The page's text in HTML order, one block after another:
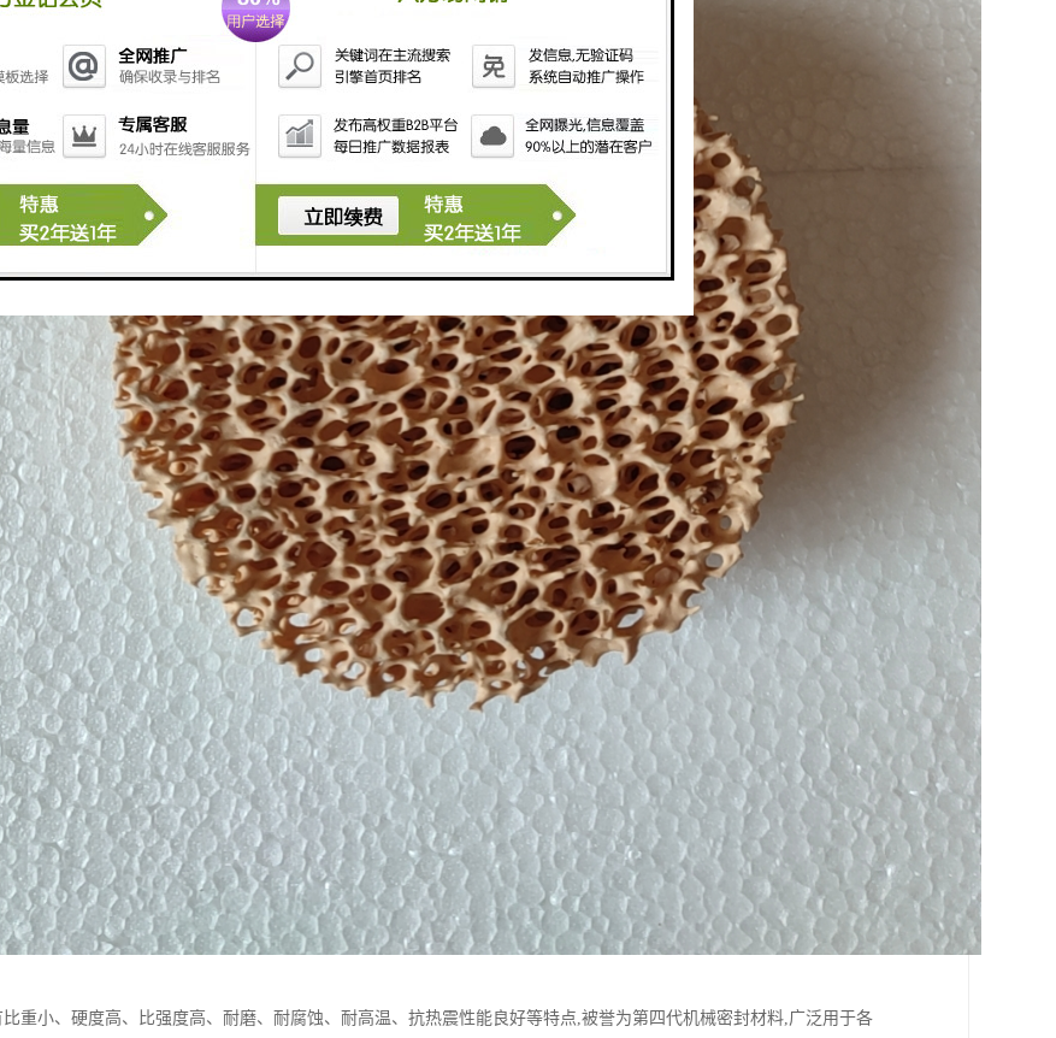
重小、硬度高、比强度高、耐磨、耐腐蚀、耐高温、抗热震性能良好等特点,被誉为第四代机械密封材料,广泛用于各